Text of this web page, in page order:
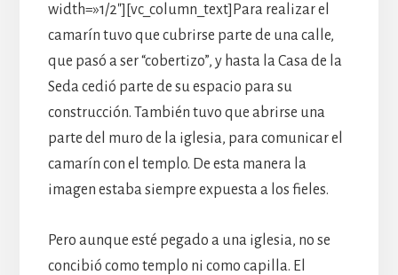
width=»1/2″][vc_column_text]Para realizar el
camarín tuvo que cubrirse parte de una calle,
que pasó a ser “cobertizo”, y hasta la Casa de la
Seda cedió parte de su espacio para su
construcción. También tuvo que abrirse una
parte del muro de la iglesia, para comunicar el
camarín con el templo. De esta manera la
imagen estaba siempre expuesta a los fieles.
Pero aunque esté pegado a una iglesia, no se
concibió como templo ni como capilla. El